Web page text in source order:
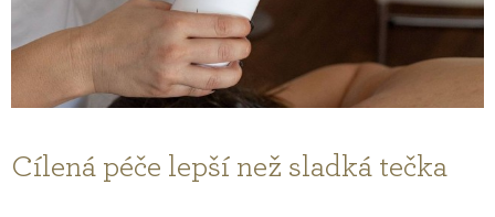
Cílená péče lepší než sladká tečka